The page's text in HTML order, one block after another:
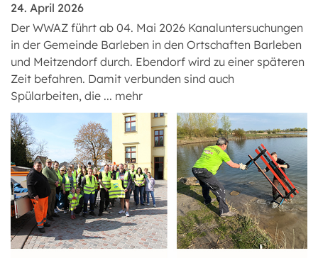
24. April 2026
Der WWAZ führt ab 04. Mai 2026 Kanaluntersuchungen
in der Gemeinde Barleben in den Ortschaften Barleben
und Meitzendorf durch. Ebendorf wird zu einer späteren
Zeit befahren. Damit verbunden sind auch
Spülarbeiten, die ... mehr